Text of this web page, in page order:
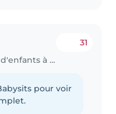
Job de garde d'enfants à Luxembourg
31
pour voir